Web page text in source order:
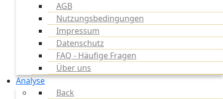
AGB
Nutzungsbedingungen
Impressum
Datenschutz
FAQ - Häufige Fragen
Über uns
Analyse
Back